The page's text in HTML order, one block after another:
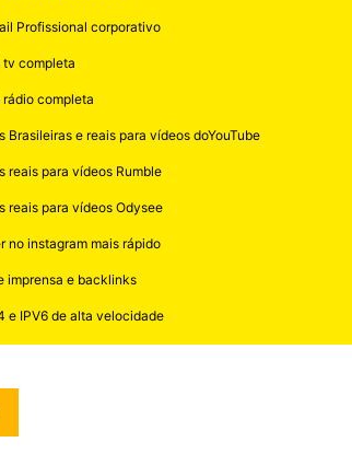
Profissional corporativo
tv completa
completa
Brasileiras e reais para vídeos doYouTube
reais para vídeos Rumble
reais para vídeos Odysee
no instagram mais rápido
imprensa e backlinks
e IPV6 de alta velocidade